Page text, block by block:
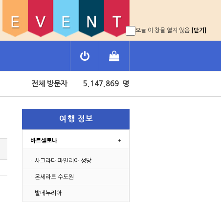
오늘 이 창을 열지 않음 [닫기]
전체 방문자 5,147,869 명
여 행 정 보
바르셀로나
· 사그라다 파밀리아 성당
· 몬세라트 수도원
· 발데누리아